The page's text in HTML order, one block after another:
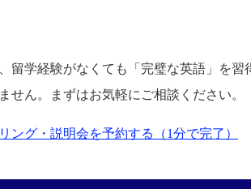
留学経験がなくても「完璧な英語」を習
せん。まずはお気軽にご相談ください。
ング・説明会を予約する（1分で完了）